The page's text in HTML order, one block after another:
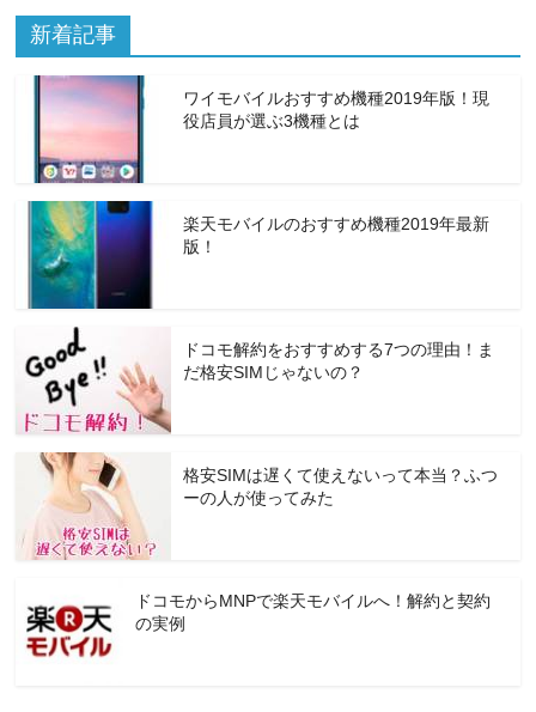
新着記事
ワイモバイルおすすめ機種2019年版！現
役店員が選ぶ3機種とは
楽天モバイルのおすすめ機種2019年最新
版！
ドコモ解約をおすすめする7つの理由！ま
だ格安SIMじゃないの？
格安SIMは遅くて使えないって本当？ふつ
ーの人が使ってみた
ドコモからMNPで楽天モバイルへ！解約と契約
の実例